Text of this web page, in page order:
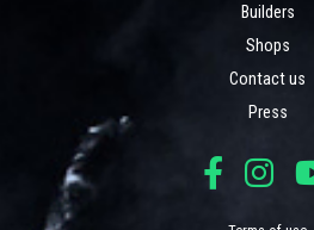
Builders
Shops
Contact us
Press